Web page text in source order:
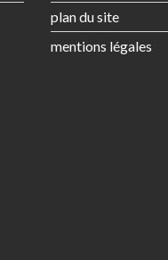
plan du site
mentions légales